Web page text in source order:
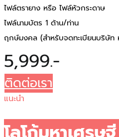
ไฟล์ตรายาง หรือ ไฟล์หัวกระดาษ
ไฟล์นามบัตร 1 ด้าน/ท่าน
ฤกษ์มงคล (สำหรับจดทะเบียนบริษัท
5,999.-
ติดต่อเรา
แนะนำ